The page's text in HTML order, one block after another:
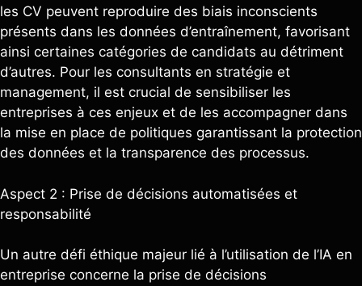
les CV peuvent reproduire des biais inconscients
présents dans les données d’entraînement, favorisant
ainsi certaines catégories de candidats au détriment
d’autres. Pour les consultants en stratégie et
management, il est crucial de sensibiliser les
entreprises à ces enjeux et de les accompagner dans
la mise en place de politiques garantissant la protection
des données et la transparence des processus.
Aspect 2 : Prise de décisions automatisées et
responsabilité
Un autre défi éthique majeur lié à l’utilisation de l’IA en
entreprise concerne la prise de décisions